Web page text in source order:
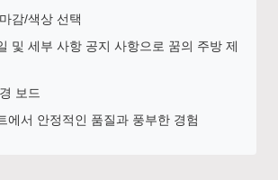
감/색상 선택
및 세부 사항 공지 사항으로 꿈의 주방 제
보드
에서 안정적인 품질과 풍부한 경험